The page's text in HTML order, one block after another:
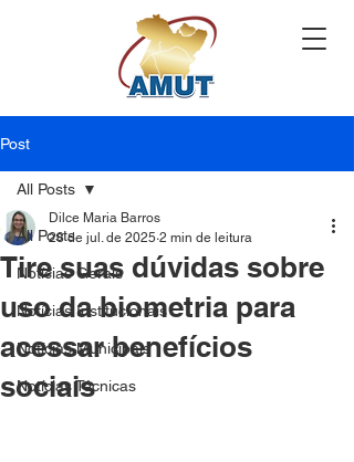
Post
All Posts
Notícias Gerais
Notícias Institucionais
Notícias Municipais
Notícias Técnicas
All Posts
Tire suas dúvidas sobre
uso da biometria para
acessar benefícios
sociais
Dilce Maria Barros
28 de jul. de 2025 2 min de leitura